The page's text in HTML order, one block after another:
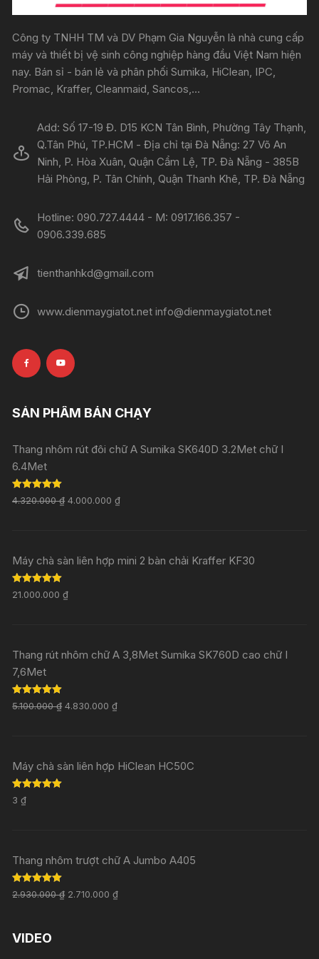
Công ty TNHH TM và DV Phạm Gia Nguyễn là nhà cung cấp
máy và thiết bị vệ sinh công nghiệp hàng đầu Việt Nam hiện
nay. Bán sỉ - bán lẻ và phân phối Sumika, HiClean, IPC,
Promac, Kraffer, Cleanmaid, Sancos,...
Add: Số 17-19 Đ. D15 KCN Tân Bình, Phường Tây Thạnh,
Q.Tân Phú, TP.HCM - Địa chỉ tại Đà Nẵng: 27 Võ An
Ninh, P. Hòa Xuân, Quận Cẩm Lệ, TP. Đà Nẵng - 385B
Hải Phòng, P. Tân Chính, Quận Thanh Khê, TP. Đà Nẵng
Hotline: 090.727.4444 - M: 0917.166.357 -
0906.339.685
tienthanhkd@gmail.com
www.dienmaygiatot.net info@dienmaygiatot.net
SẢN PHẨM BÁN CHẠY
Thang nhôm rút đôi chữ A Sumika SK640D 3.2Met chữ I
6.4Met
Rated 5.00
out of 5
4.320.000₫ 4.000.000₫
Máy chà sàn liên hợp mini 2 bàn chải Kraffer KF30
Rated5.00
out of 5
21.000.000₫
Thang rút nhôm chữ A 3,8Met Sumika SK760D cao chữ I
7,6Met
Rated5.00
out of 5
5.100.000₫ 4.830.000₫
Máy chà sàn liên hợp HiClean HC50C
Rated
out of 5
3₫
Thang nhôm trượt chữ A Jumbo A405
Rated 5.00
out of 5
2.930.000₫ 2.710.000₫
VIDEO